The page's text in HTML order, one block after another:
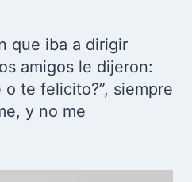
que iba a dirigir
amigos le dijeron:
o te felicito?”, siempre
y no me